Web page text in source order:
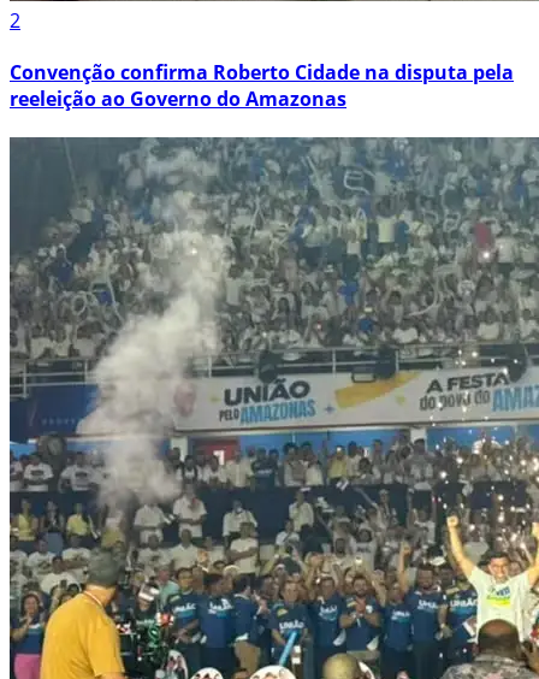
2
Convenção confirma Roberto Cidade na disputa pela
reeleição ao Governo do Amazonas